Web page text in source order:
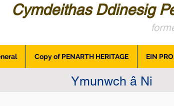
Cymdeithas Ddinesig
Copy of PENARTH HERITAGE EIN
Ymunwch â Ni